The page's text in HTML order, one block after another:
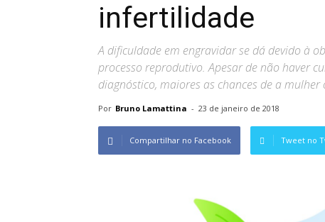
infertilidade
A dificuldade em engravidar se dá devido à
processo reprodutivo. Apesar de não haver
diagnóstico, maiores as chances de a mulher
Por Bruno Lamattina - 23 de janeiro de 2018
Compartilhar no Facebook Tweet no